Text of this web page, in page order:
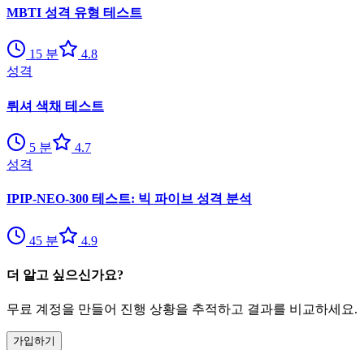
MBTI 성격 유형 테스트
15 분
4.8
성격
뤼셔 색채 테스트
5 분
4.7
성격
IPIP-NEO-300 테스트: 빅 파이브 성격 분석
45 분 4.9
더 알고 싶으신가요?
무료 계정을 만들어 진행 상황을 추적하고 결과를 비교하세요.
가입하기